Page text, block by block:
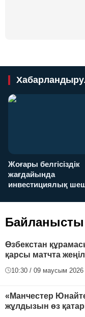
Жоғары белгісіздік
жағдайында
инвестициялық
Өзбекстан
қарсы матчта
10:30 / 09 маусым 2026
«Манчестер
жұлдызын өз